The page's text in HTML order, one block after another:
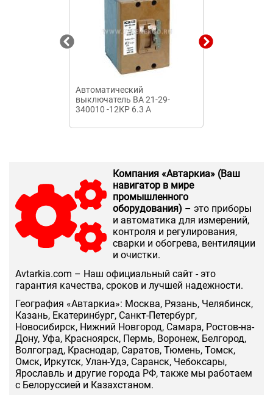
Автоматический
выключатель ВА 21-29-
340010 -12КР 6.3 А
Компания «Автаркиа» (Ваш
навигатор в мире
промышленного
оборудования) – это приборы
и автоматика для измерений,
контроля и регулирования,
сварки и обогрева, вентиляции
и очистки.
Аvtarkia.com – Наш официальный сайт - это
гарантия качества, сроков и лучшей надежности.
География «Автаркиа»: Москва, Рязань, Челябинск,
Казань, Екатеринбург, Санкт-Петербург,
Новосибирск, Нижний Новгород, Самара, Ростов-на-
Дону, Уфа, Красноярск, Пермь, Воронеж, Белгород,
Волгоград, Краснодар, Саратов, Тюмень, Томск,
Омск, Иркутск, Улан-Удэ, Саранск, Чебоксары,
Ярославль и другие города РФ, также мы работаем
с Белоруссией и Казахстаном.